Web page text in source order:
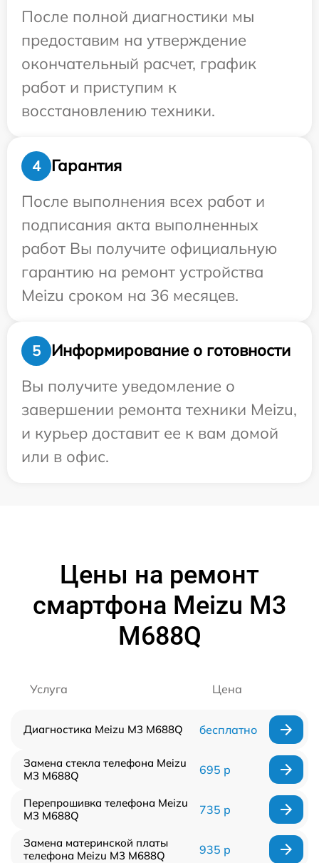
После полной диагностики мы
предоставим на утверждение
окончательный расчет, график
работ и приступим к
восстановлению техники.
4
Гарантия
После выполнения всех работ и
подписания акта выполненных
работ Вы получите официальную
гарантию на ремонт устройства
Meizu сроком на 36 месяцев.
5
Информирование о готовности
Вы получите уведомление о
завершении ремонта техники Meizu,
и курьер доставит ее к вам домой
или в офис.
Цены на ремонт
смартфона Meizu M3
M688Q
Услуга Цена
Диагностика Meizu M3 M688Q бесплатно
Замена стекла телефона Meizu
M3 M688Q
695 р
Перепрошивка телефона Meizu
M3 M688Q
735 р
Замена материнской платы
телефона Meizu M3 M688Q
935 р